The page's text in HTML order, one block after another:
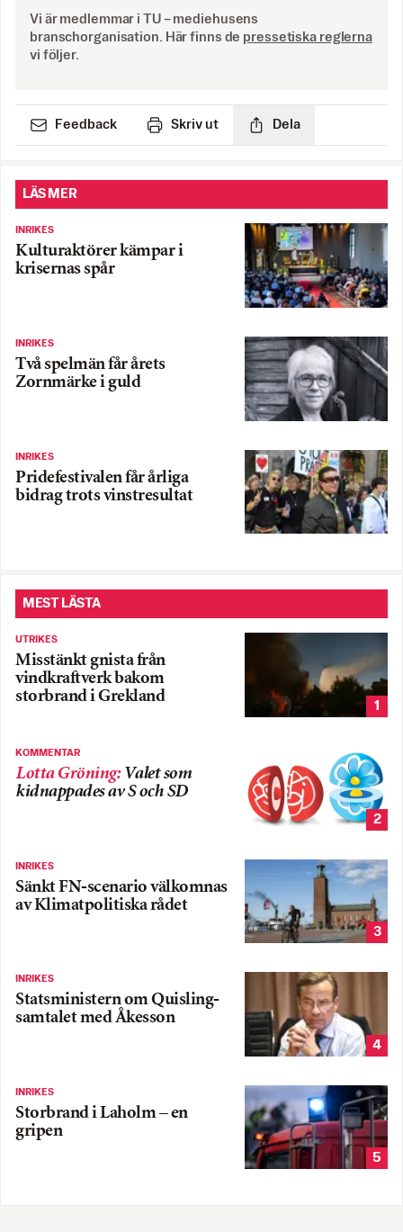
Vi är medlemmar i TU – mediehusens
branschorganisation. Här finns de pressetiska reglerna
vi följer.
Feedback Skriv ut Dela
LÄS MER
INRIKES
Kulturaktörer kämpar i
krisernas spår
INRIKES
Två spelmän får årets
Zornmärke i guld
INRIKES
Pridefestivalen får årliga
bidrag trots vinstresultat
MEST LÄSTA
UTRIKES
Misstänkt gnista från
vindkraftverk bakom
storbrand i Grekland
1
KOMMENTAR
Lotta Gröning: Valet som
kidnappades av S och SD
2
INRIKES
Sänkt FN-scenario välkomnas
av Klimatpolitiska rådet
3
INRIKES
Statsministern om Quisling-
samtalet med Åkesson
4
INRIKES
Storbrand i Laholm – en
gripen
5